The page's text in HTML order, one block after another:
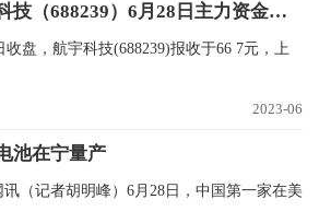
世界观焦点：航宇科技（688239）6月28日主力资金净买入409.53万元
收盘，航宇科技(688239)报收于66 7元，上
2023-06
池在宁量产
讯（记者胡明峰）6月28日，中国第一家在美